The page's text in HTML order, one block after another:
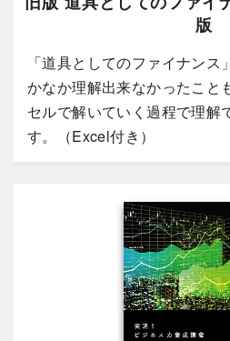
版
「道具としてのファイナン
かなか理解出来なかったこと
セルで解いていく過程で理解
す。（Excel付き）